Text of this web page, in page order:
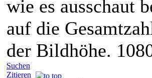
wie es ausschaut
auf die
der Bildhöhe.
Suchen
Zitieren